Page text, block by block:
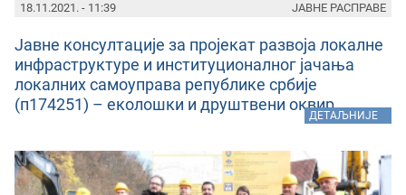
18.11.2021. - 11:39
Јавне консултације за пројекат развоја локалне
инфраструктуре и институционалног јачања
локалних самоуправа републике србије
(п174251) – еколошки и друштвени оквир
ДЕТАЉНИЈЕ
ЈАВНЕ РАСПРАВЕ